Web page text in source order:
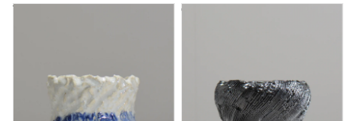
TAKASHI KIMURA GLOWERS/グロワーズ